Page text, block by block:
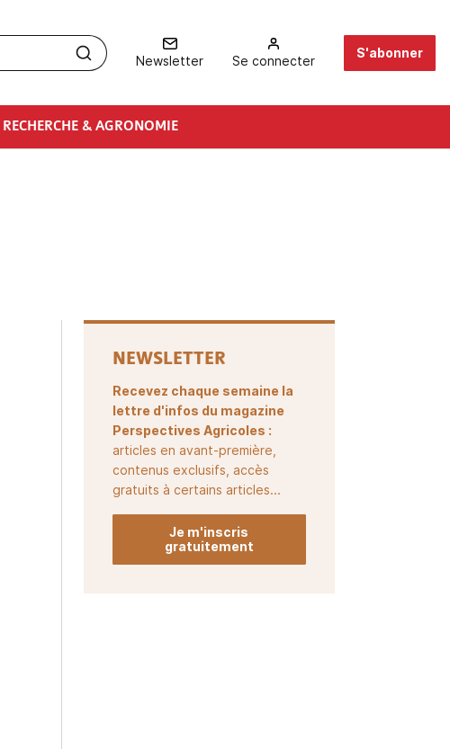
Newsletter Se connecter
S'abonner
RECHERCHE & AGRONOMIE
NEWSLETTER
Recevez chaque semaine la
lettre d'infos du magazine
Perspectives Agricoles :
articles en avant-première,
contenus exclusifs, accès
gratuits à certains articles...
Je m'inscris
gratuitement